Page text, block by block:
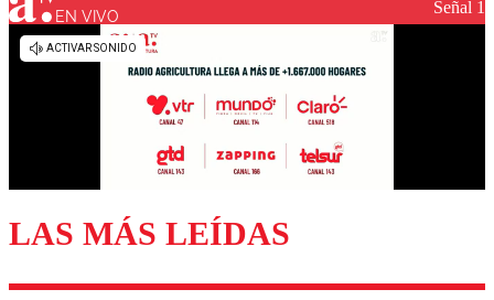
Los comentarios son moderados para garantizar un
Enviar comentario
EN VIVO Señal 1
LAS MÁS LEÍDAS